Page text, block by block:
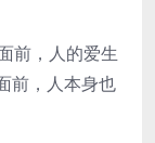
前，人的爱生
前，人本身也